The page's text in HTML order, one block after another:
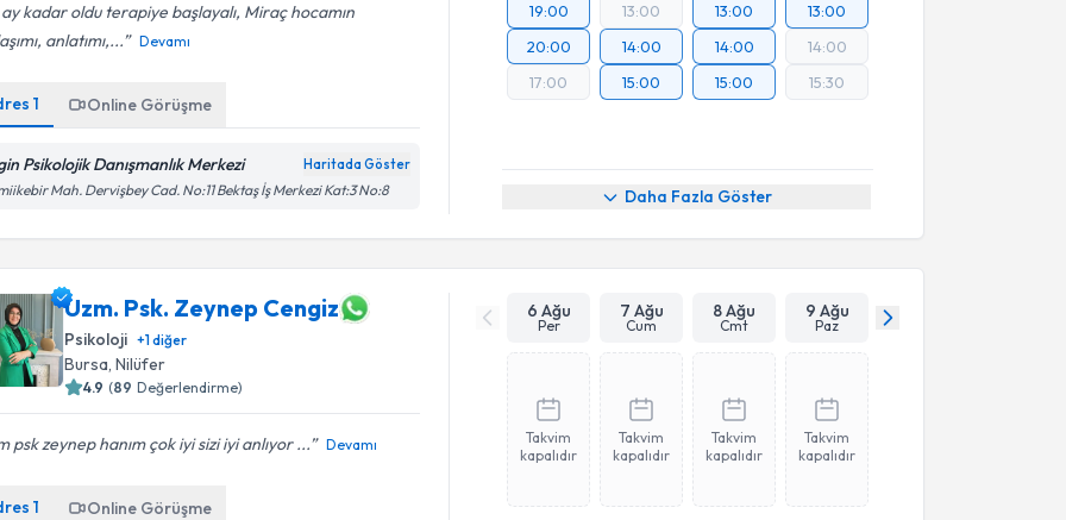
kadar oldu terapiye başlayalı, Miraç hocamın
anlatımı,...
Devamı
1 Online Görüşme
Psikolojik Danışmanlık Merkezi Haritada Göster
Mah. Dervişbey Cad. No:11 Bektaş İş Merkezi Kat:3 No:8
19:00
20:00
17:00
13:00
14:00
15:00
13:00
14:00
15:00
13:00
14:00
15:30
Daha Fazla Göster
Uzm. Psk. Zeynep Cengiz
Psikoloji +1diğer
Bursa , Nilüfer
4.9 (89 Değerlendirme)
psk zeynep hanım çok iyi sizi iyi anlıyor ... Devamı
1 Online Görüşme
6 Ağu
Per
7 Ağu
Cum
8 Ağu
Cmt
9 Ağu
Paz
Takvim
kapalıdır
Takvim
kapalıdır
Takvim
kapalıdır
Takvim
kapalıdır